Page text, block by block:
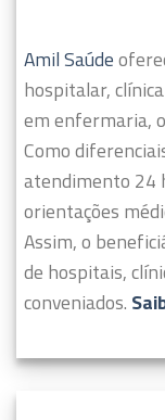
Amil Saúde
hospitalar,
em enfermaria,
Como
atendimento 24
orientações
Assim, o
de hospitais,
conveniados.